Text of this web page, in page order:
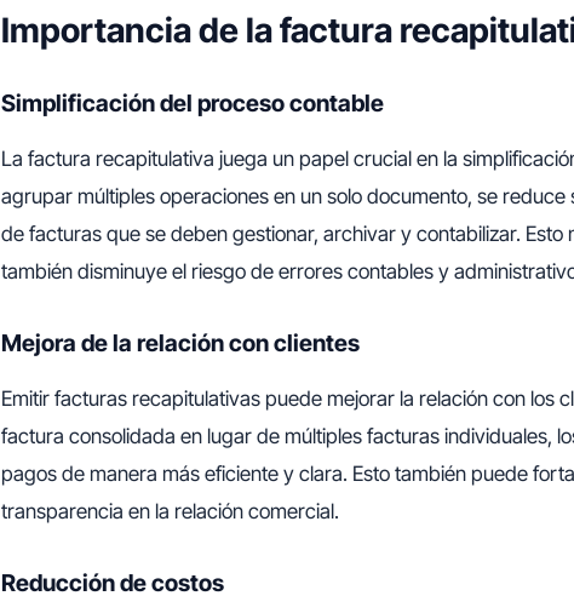
Importancia de la factura
Simplificación del proceso contable
La factura recapitulativa juega un papel crucial en la
agrupar múltiples operaciones en un solo documento, se
de facturas que se deben gestionar, archivar y contabilizar. Esto
también disminuye el riesgo de errores contables y
Mejora de la relación con clientes
Emitir facturas recapitulativas puede mejorar la relación con los
factura consolidada en lugar de múltiples facturas individuales,
pagos de manera más eficiente y clara. Esto también puede
transparencia en la relación comercial.
Reducción de costos